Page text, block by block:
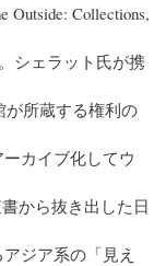
Collections,
シェラット氏が携
が所蔵する権利の
カイブ化してウ
から抜き出した日
ジア系の「見え